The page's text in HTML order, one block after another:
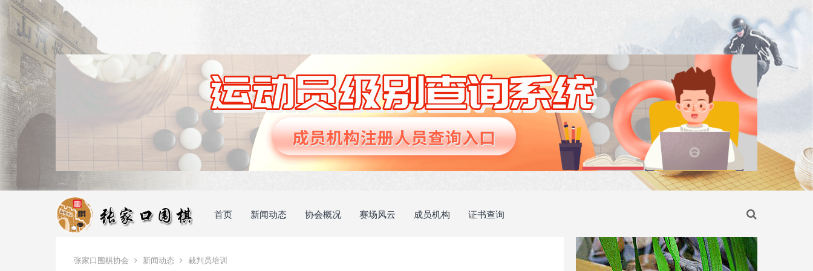
首页 新闻动态 协会概况 赛场风云 成员机构 证书查询
张家口围棋协会 新闻动态 裁判员培训